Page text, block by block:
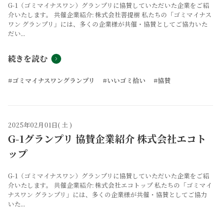
G-1（ゴミマイナスワン）グランプリに協賛していただいた企業をご紹
介いたします。 共催企業紹介: 株式会社菩提樹 私たちの「ゴミマイナス
ワン グランプリ」には、多くの企業様が共催・協賛としてご協力いた
だい...
続きを読む
#ゴミマイナスワングランプリ #いいゴミ拾い #協賛
2025年02月01日( 土 )
G-1グランプリ 協賛企業紹介 株式会社エコト
ップ
G-1（ゴミマイナスワン）グランプリに協賛していただいた企業をご紹
介いたします。 共催企業紹介: 株式会社エコトップ 私たちの「ゴミマイ
ナスワン グランプリ」には、多くの企業様が共催・協賛としてご協力
いた...